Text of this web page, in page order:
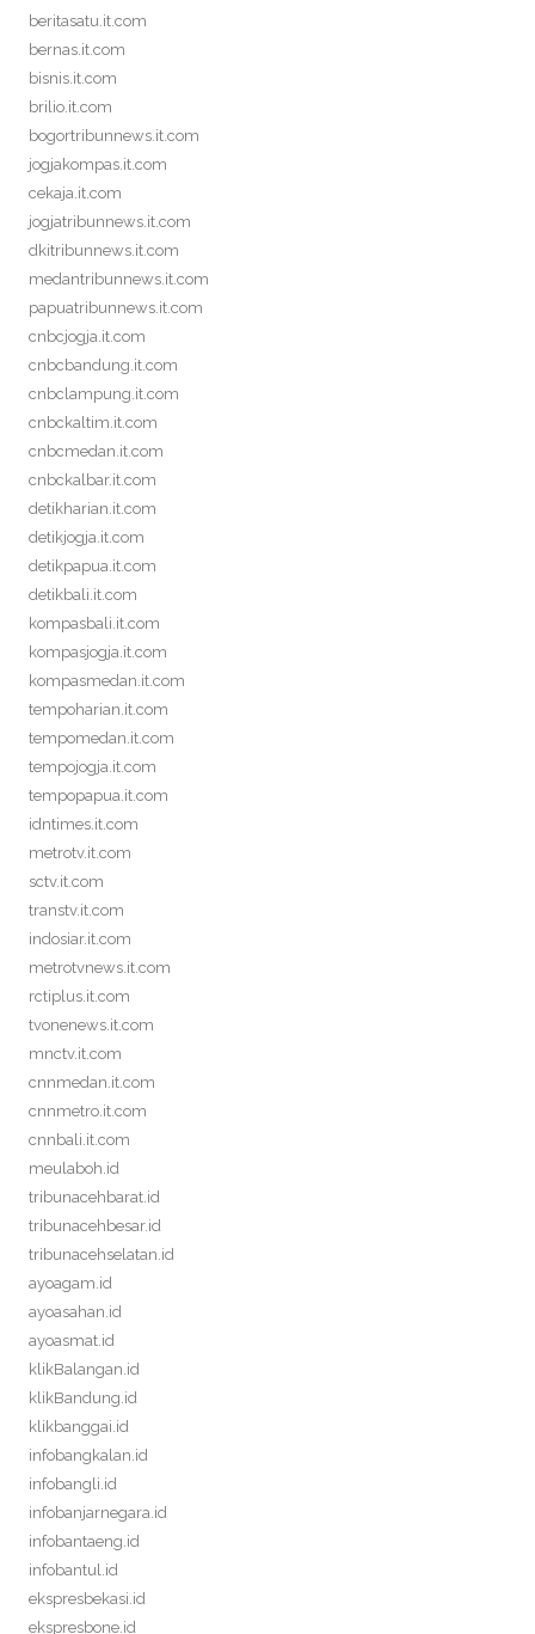
beritasatu.it.com
bernas.it.com
bisnis.it.com
brilio.it.com
bogortribunnews.it.com
jogjakompas.it.com
cekaja.it.com
jogjatribunnews.it.com
dkitribunnews.it.com
medantribunnews.it.com
papuatribunnews.it.com
cnbcjogja.it.com
cnbcbandung.it.com
cnbclampung.it.com
cnbckaltim.it.com
cnbcmedan.it.com
cnbckalbar.it.com
detikharian.it.com
detikjogja.it.com
detikpapua.it.com
detikbali.it.com
kompasbali.it.com
kompasjogja.it.com
kompasmedan.it.com
tempoharian.it.com
tempomedan.it.com
tempojogja.it.com
tempopapua.it.com
idntimes.it.com
metrotv.it.com
sctv.it.com
transtv.it.com
indosiar.it.com
metrotvnews.it.com
rctiplus.it.com
tvonenews.it.com
mnctv.it.com
cnnmedan.it.com
cnnmetro.it.com
cnnbali.it.com
meulaboh.id
tribunacehbarat.id
tribunacehbesar.id
tribunacehselatan.id
ayoagam.id
ayoasahan.id
ayoasmat.id
klikBalangan.id
klikBandung.id
klikbanggai.id
infobangkalan.id
infobangli.id
infobanjarnegara.id
infobantaeng.id
infobantul.id
ekspresbekasi.id
ekspresbone.id